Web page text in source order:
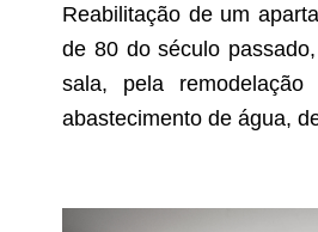
Reabilitação de um
de 80 do século
sala, pela
abastecimento de água,